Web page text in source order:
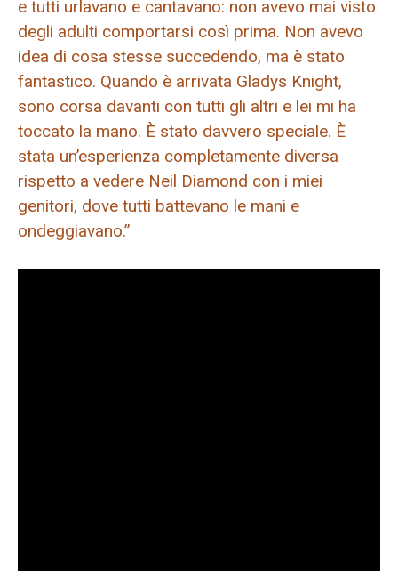
e tutti urlavano e cantavano: non avevo mai visto
degli adulti comportarsi così prima. Non avevo
idea di cosa stesse succedendo, ma è stato
fantastico. Quando è arrivata Gladys Knight,
sono corsa davanti con tutti gli altri e lei mi ha
toccato la mano. È stato davvero speciale. È
stata un’esperienza completamente diversa
rispetto a vedere Neil Diamond con i miei
genitori, dove tutti battevano le mani e
ondeggiavano.”